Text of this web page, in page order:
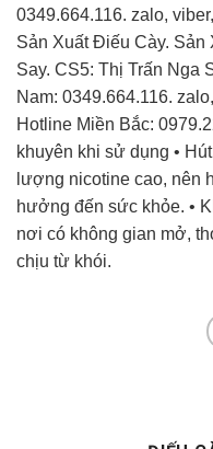
0349.664.116. zalo,
Sản Xuất Điếu Cày. Sản
Say. CS5: Thị Trấn Nga
Nam: 0349.664.116.
Hotline Miền Bắc:
khuyên khi sử dụng •
lượng nicotine cao, nên
hưởng đến sức khỏe. •
nơi có không gian mở,
chịu từ khói.